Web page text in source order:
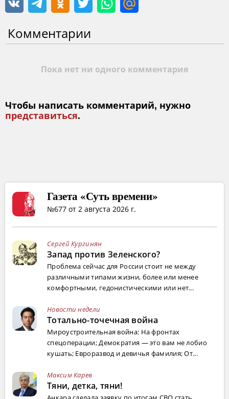
Комментарии
Пока нет ни одного комментария
Чтобы написать комментарий, нужно
представиться.
Газета «Суть времени»
№677 от 2 августа 2026 г.
Сергей Кургинян
Запад против Зеленского?
Проблема сейчас для России стоит не между
различными типами жизни, более или менее
комфортными, гедонистическими или нет...
Новости недели
Тотально-точечная война
Мироустроительная война: На фронтах
спецоперации; Демократия — это вам не лобио
кушать; Евроразвод и девичья фамилия; От...
Максим Карев
Тяни, детка, тяни!